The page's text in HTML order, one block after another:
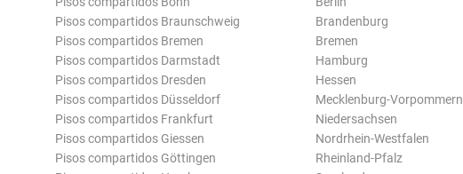
Pisos compartidos Braunschweig
Pisos compartidos Bremen
Pisos compartidos Darmstadt
Pisos compartidos Dresden
Pisos compartidos Düsseldorf
Pisos compartidos Frankfurt
Pisos compartidos Giessen
Pisos compartidos Göttingen
Brandenburg
Bremen
Hamburg
Hessen
Mecklenburg-Vorpommern
Niedersachsen
Nordrhein-Westfalen
Rheinland-Pfalz